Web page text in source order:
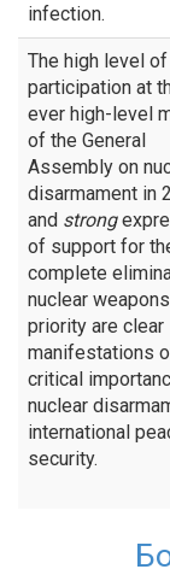
infection.
The high level of
participation at
ever high-level
of the General
Assembly on
disarmament in
and strong
of support for
complete
nuclear
priority are clear
manifestations
critical
nuclear
international
security.